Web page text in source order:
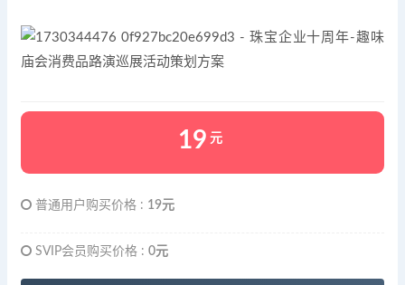
19 元
普通用户购买价格 : 19元
SVIP会员购买价格 : 0元